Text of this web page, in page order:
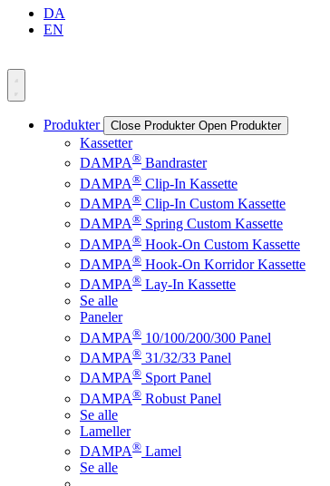
DA
EN
Produkter Close Produkter Open Produkter
Kassetter
DAMPA® Bandraster
DAMPA® Clip-In Kassette
DAMPA® Clip-In Custom Kassette
DAMPA® Spring Custom Kassette
DAMPA® Hook-On Custom Kassette
DAMPA® Hook-On Korridor Kassette
DAMPA® Lay-In Kassette
Se alle
Paneler
DAMPA® 10/100/200/300 Panel
DAMPA® 31/32/33 Panel
DAMPA® Sport Panel
DAMPA® Robust Panel
Se alle
Lameller
DAMPA® Lamel
Se alle